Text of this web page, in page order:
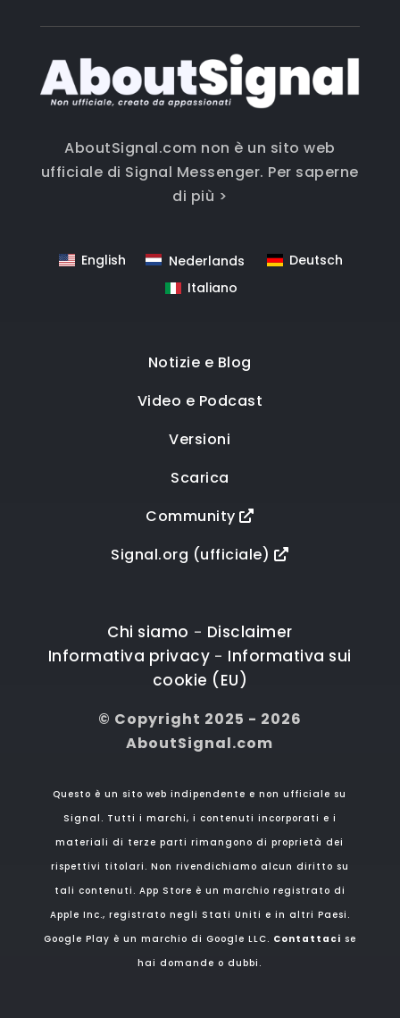
AboutSignal.com non è un sito web
ufficiale di Signal Messenger. Per saperne
di più >
English Nederlands
Deutsch
Italiano
Notizie e Blog
Video e Podcast
Versioni
Scarica
Community
Signal.org (ufficiale)
Chi siamo - Disclaimer
Informativa privacy - Informativa sui
cookie (EU)
© Copyright 2025 - 2026
AboutSignal.com
Questo è un sito web indipendente e non ufficiale su
Signal. Tutti i marchi, i contenuti incorporati e i
materiali di terze parti rimangono di proprietà dei
rispettivi titolari. Non rivendichiamo alcun diritto su
tali contenuti. App Store è un marchio registrato di
Apple Inc., registrato negli Stati Uniti e in altri Paesi.
Google Play è un marchio di Google LLC. Contattaci se
hai domande o dubbi.